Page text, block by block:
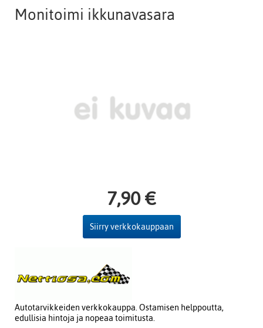
Monitoimi ikkunavasara
7,90 €
Siirry verkkokauppaan
Autotarvikkeiden verkkokauppa. Ostamisen helppoutta,
edullisia hintoja ja nopeaa toimitusta.